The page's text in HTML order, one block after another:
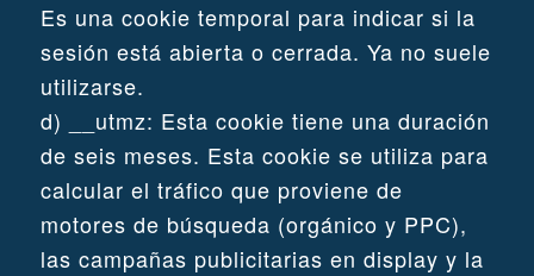
Es una cookie temporal para indicar si la
sesión está abierta o cerrada. Ya no suele
utilizarse.
d) __utmz: Esta cookie tiene una duración
de seis meses. Esta cookie se utiliza para
calcular el tráfico que proviene de
motores de búsqueda (orgánico y PPC),
las campañas publicitarias en display y la